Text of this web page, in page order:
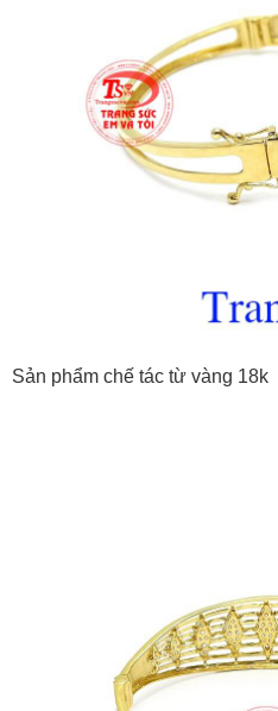
Sản phẩm chế tác từ vàng 18k